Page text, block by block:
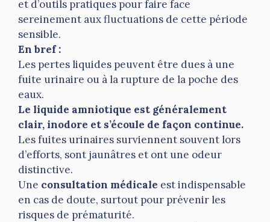
et d’outils pratiques pour faire face
sereinement aux fluctuations de cette période
sensible.
En bref :
Les pertes liquides peuvent être dues à une
fuite urinaire ou à la rupture de la poche des
eaux.
Le liquide amniotique est généralement
clair, inodore et s’écoule de façon continue.
Les fuites urinaires surviennent souvent lors
d’efforts, sont jaunâtres et ont une odeur
distinctive.
Une consultation médicale est indispensable
en cas de doute, surtout pour prévenir les
risques de prématurité.